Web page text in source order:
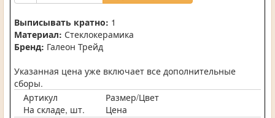
Выписывать кратно: 1
Материал: Стеклокерамика
Бренд: Галеон Трейд
Указанная цена уже включает все дополнительные
сборы.
Артикул
Размер/Цвет
На складе, шт.
Цена